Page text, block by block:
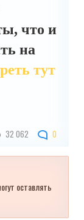
что и
на
тут
32 062 0
оставлять